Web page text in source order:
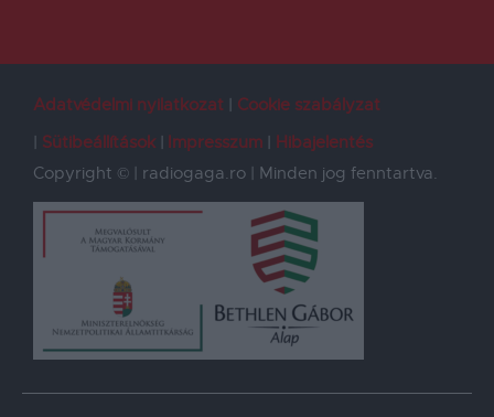
Adatvédelmi nyilatkozat
Cookie szabályzat
Sütibeállítások
Impresszum
Hibajelentés
Copyright © | radiogaga.ro | Minden jog fenntartva.